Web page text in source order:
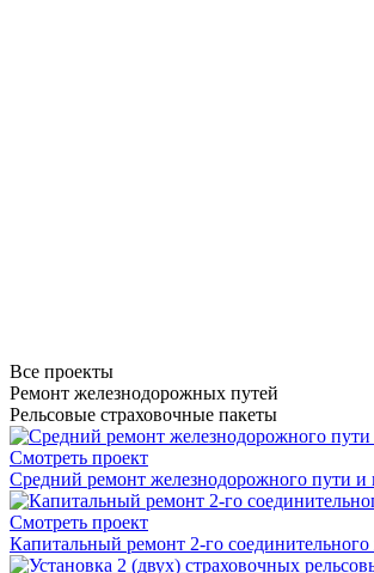
Все проекты
Ремонт железнодорожных путей
Рельсовые страховочные пакеты
Смотреть проект
Средний ремонт железнодорожного пути
Смотреть проект
Капитальный ремонт 2-го